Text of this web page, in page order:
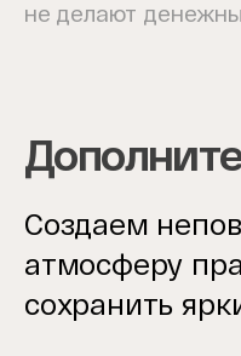
не делают
Создаем
атмосферу
сохранить